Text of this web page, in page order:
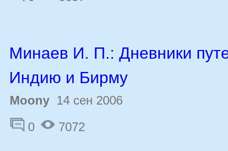
Минаев И. П.: Дневники
Индию и Бирму
Moony 14 сен 2006
0
7072